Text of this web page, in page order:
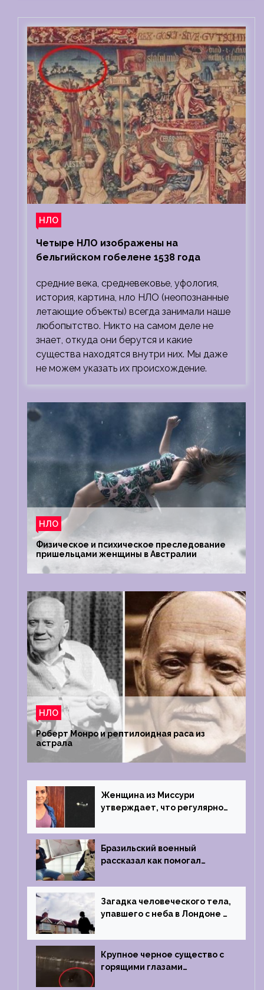
НЛО
Четыре НЛО изображены на
бельгийском гобелене 1538 года
средние века, средневековье, уфология,
история, картина, нло НЛО (неопознанные
летающие объекты) всегда занимали наше
любопытство. Никто на самом деле не
знает, откуда они берутся и какие
существа находятся внутри них. Мы даже
не можем указать их происхождение.
НЛО
Физическое и психическое преследование
пришельцами женщины в Австралии
НЛО
Роберт Монро и рептилоидная раса из
астрала
Женщина из Миссури
утверждает, что регулярно
инопланетянами
Бразильский военный
рассказал как помогал
1996 году
Загадка человеческого тела,
упавшего с неба в Лондоне в
Крупное черное существо с
горящими глазами